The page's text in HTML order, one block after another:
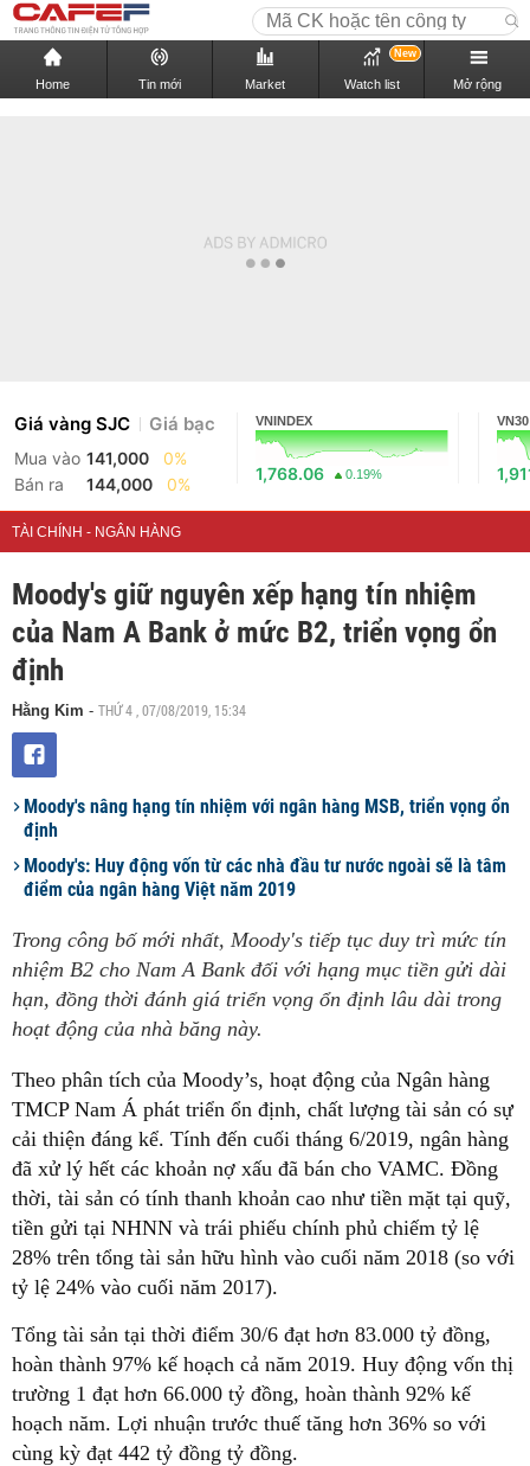
Home Tin mới Market Watch list
New
Mở rộng
Giá vàng SJC Giá bạc
Mua vào 141,000
0%
Bán ra
144,000 0%
VNINDEX
1,768.06 0.19%
VN30
TÀI CHÍNH - NGÂN HÀNG
Moody's giữ nguyên xếp hạng tín nhiệm
của Nam A Bank ở mức B2, triển vọng ổn
định
Hằng Kim - THỨ 4 , 07/08/2019, 15:34
Moody's nâng hạng tín nhiệm với ngân hàng MSB, triển vọng ổn
định
Moody's: Huy động vốn từ các nhà đầu tư nước ngoài sẽ là tâm
điểm của ngân hàng Việt năm 2019
Trong công bố mới nhất, Moody's tiếp tục duy trì mức tín
nhiệm B2 cho Nam A Bank đối với hạng mục tiền gửi dài
hạn, đồng thời đánh giá triển vọng ổn định lâu dài trong
hoạt động của nhà băng này.
Theo phân tích của Moody’s, hoạt động của Ngân hàng
TMCP Nam Á phát triển ổn định, chất lượng tài sản có sự
cải thiện đáng kể. Tính đến cuối tháng 6/2019, ngân hàng
đã xử lý hết các khoản nợ xấu đã bán cho VAMC. Đồng
thời, tài sản có tính thanh khoản cao như tiền mặt tại quỹ,
tiền gửi tại NHNN và trái phiếu chính phủ chiếm tỷ lệ
28% trên tổng tài sản hữu hình vào cuối năm 2018 (so với
tỷ lệ 24% vào cuối năm 2017).
Tổng tài sản tại thời điểm 30/6 đạt hơn 83.000 tỷ đồng,
hoàn thành 97% kế hoạch cả năm 2019. Huy động vốn thị
trường 1 đạt hơn 66.000 tỷ đồng, hoàn thành 92% kế
hoạch năm. Lợi nhuận trước thuế tăng hơn 36% so với
cùng kỳ đạt 442 tỷ đồng tỷ đồng.